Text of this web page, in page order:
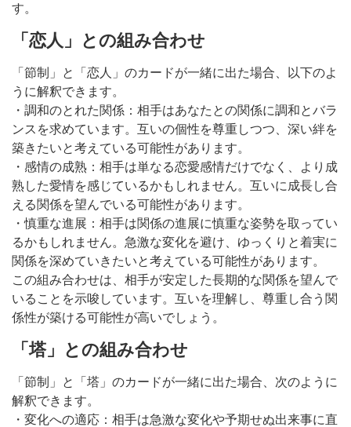
す。
「恋人」との組み合わせ
「節制」と「恋人」のカードが一緒に出た場合、以下のよ
うに解釈できます。
・調和のとれた関係：相手はあなたとの関係に調和とバラ
ンスを求めています。互いの個性を尊重しつつ、深い絆を
築きたいと考えている可能性があります。
・感情の成熟：相手は単なる恋愛感情だけでなく、より成
熟した愛情を感じているかもしれません。互いに成長し合
える関係を望んでいる可能性があります。
・慎重な進展：相手は関係の進展に慎重な姿勢を取ってい
るかもしれません。急激な変化を避け、ゆっくりと着実に
関係を深めていきたいと考えている可能性があります。
この組み合わせは、相手が安定した長期的な関係を望んで
いることを示唆しています。互いを理解し、尊重し合う関
係性が築ける可能性が高いでしょう。
「塔」との組み合わせ
「節制」と「塔」のカードが一緒に出た場合、次のように
解釈できます。
・変化への適応：相手は急激な変化や予期せぬ出来事に直